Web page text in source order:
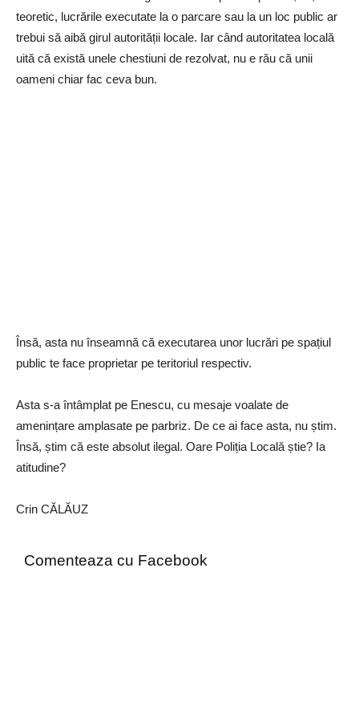
teoretic, lucrările executate la o parcare sau la un loc public ar
trebui să aibă girul autorității locale. Iar când autoritatea locală
uită că există unele chestiuni de rezolvat, nu e rău că unii
oameni chiar fac ceva bun.
Însă, asta nu înseamnă că executarea unor lucrări pe spațiul
public te face proprietar pe teritoriul respectiv.
Asta s-a întâmplat pe Enescu, cu mesaje voalate de
amenințare amplasate pe parbriz. De ce ai face asta, nu știm.
Însă, știm că este absolut ilegal. Oare Poliția Locală știe? Ia
atitudine?
Crin CĂLĂUZ
Comenteaza cu Facebook